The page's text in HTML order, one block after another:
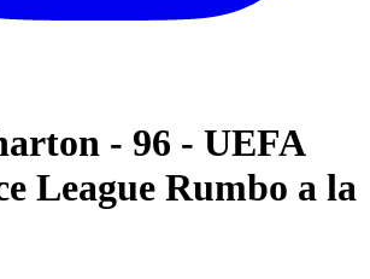
- 96 - UEFA
League Rumbo a la